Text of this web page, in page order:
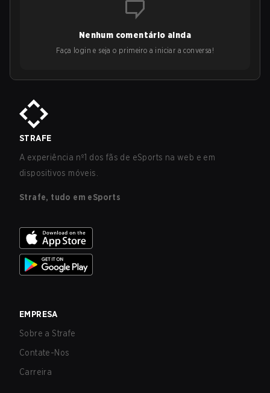
Nenhum comentário ainda
Faça login e seja o primeiro a iniciar a conversa!
STRAFE
A experiência nº1 dos fãs de eSports na web e em
dispositivos móveis.
Strafe, tudo em eSports
EMPRESA
Sobre a Strafe
Contate-Nos
Carreira